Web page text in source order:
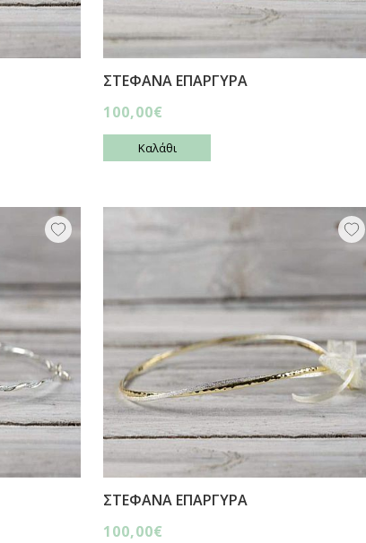
ΣΤΕΦΑΝΑ ΕΠΑΡΓΥΡΑ
100,00€
Καλάθι
ΣΤΕΦΑΝΑ ΕΠΑΡΓΥΡΑ
100,00€